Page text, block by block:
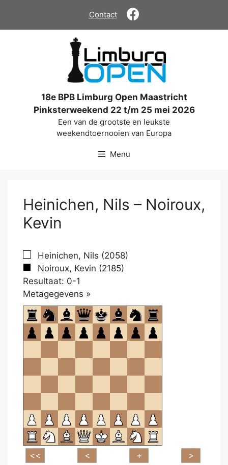
de
Contact
18e BPB Limburg Open Maastricht
Pinksterweekend 22 t/m 25 mei 2026
Een van de grootste en leukste
weekendtoernooien van Europa
Menu
Heinichen, Nils – Noiroux,
Kevin
Heinichen, Nils (2058)
Noiroux, Kevin (2185)
Resultaat: 0-1
Metagegevens »
om
te
openen.